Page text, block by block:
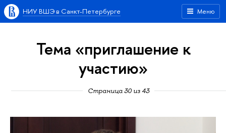
Меню
НИУ ВШЭ в Санкт-Петербурге
Тема «приглашение к
участию»
Страница 30 из 43